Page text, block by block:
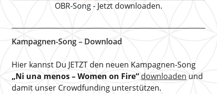
OBR-Song - Jetzt downloaden.
Kampagnen-Song – Download
Hier kannst Du JETZT den neuen Kampagnen-Song
„Ni una menos – Women on Fire“ downloaden und
damit unser Crowdfunding unterstützen.